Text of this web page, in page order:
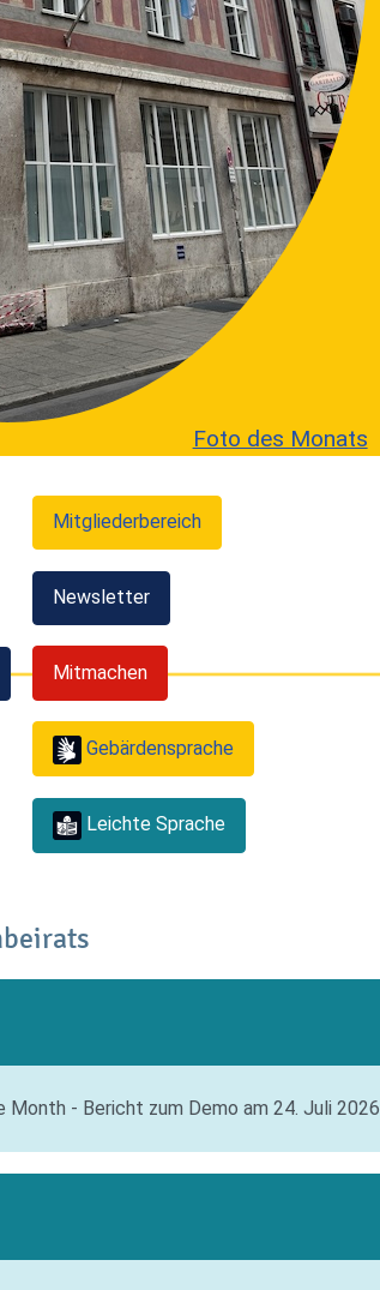
Foto des Monats
Mitgliederbereich
Newsletter
Mitmachen
Gebärdensprache
Leichte Sprache
Month - Bericht zum Demo am 24. Juli 2026